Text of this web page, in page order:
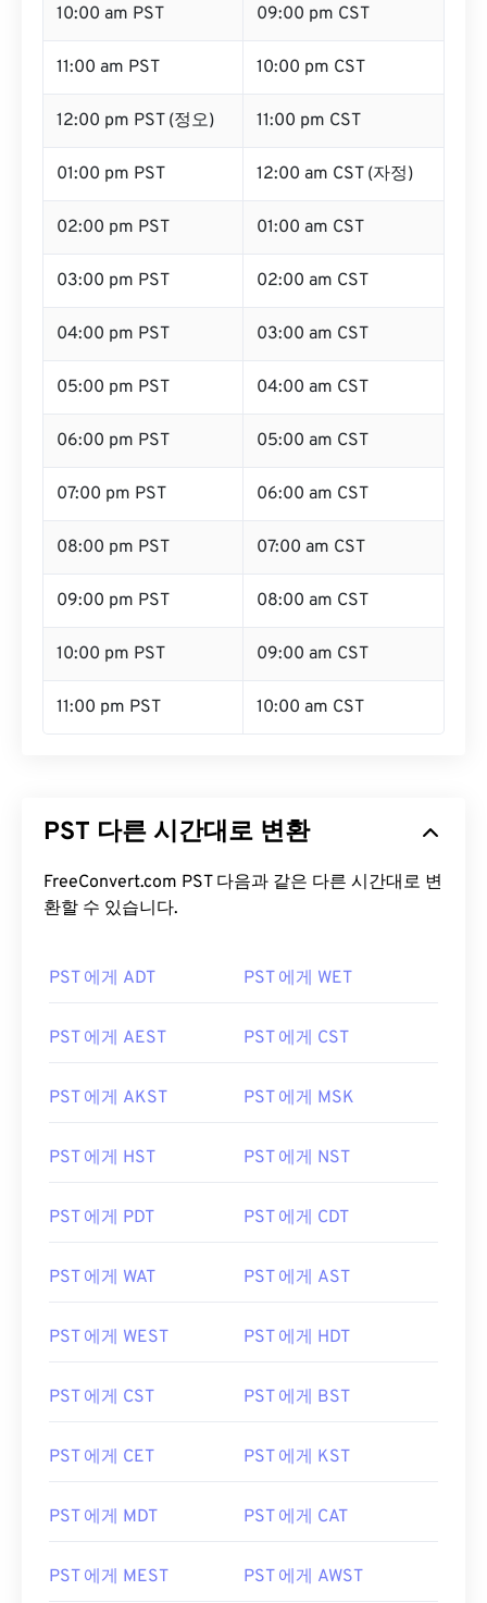
10:00 am PST 09:00 pm CST
11:00 am PST 10:00 pm CST
12:00 pm PST (정오) 11:00 pm CST
01:00 pm PST 12:00 am CST (자정)
02:00 pm PST 01:00 am CST
03:00 pm PST 02:00 am CST
04:00 pm PST 03:00 am CST
05:00 pm PST 04:00 am CST
06:00 pm PST 05:00 am CST
07:00 pm PST 06:00 am CST
08:00 pm PST 07:00 am CST
09:00 pm PST 08:00 am CST
10:00 pm PST 09:00 am CST
11:00 pm PST 10:00 am CST
PST 다른 시간대로 변환
FreeConvert.com PST 다음과 같은 다른 시간대로 변
환할 수 있습니다.
PST 에게 ADT PST 에게 WET
PST 에게 AEST PST 에게 CST
PST 에게 AKST PST 에게 MSK
PST 에게 HST PST 에게 NST
PST 에게 PDT PST 에게 CDT
PST 에게 WAT PST 에게 AST
PST 에게 WEST PST 에게 HDT
PST 에게 CST PST 에게 BST
PST 에게 CET PST 에게 KST
PST 에게 MDT PST 에게 CAT
PST 에게 MEST PST 에게 AWST